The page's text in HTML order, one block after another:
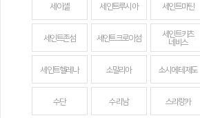
세이셸 세인트루시아 세인트마틴
세인트존섬 세인트크로이섬
세인트키츠
네비스
세인트헬레나 소말리아 소시에테 제도
수단 수리남 스리랑카